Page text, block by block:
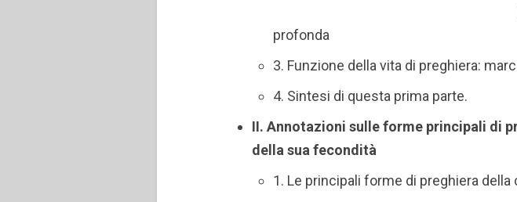
profonda
3. Funzione della vita di preghiera:
4. Sintesi di questa prima parte.
II. Annotazioni sulle forme principali di
della sua fecondità
1. Le principali forme di preghiera